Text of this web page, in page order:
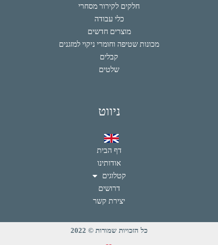
חלקים לקירור מסחרי
כלי עבודה
מוצרים חדשים
מכונות שטיפה וחומרי ניקוי למזגנים
קבלים
שלטים
ניווט
דף הבית
אודותינו
קטלוגים
דרושים
יצירת קשר
כל הזכויות שמורות © 2022